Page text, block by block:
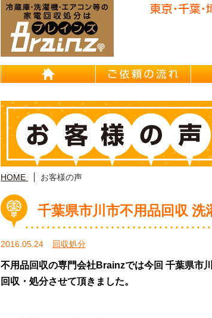
東京/埼玉/千葉/神奈川
HOME ご
HOME お客様の声
千葉県市川市不用品回収 洗
2016.05.24 回収処分
不用品回収の専門会社Brainzでは今回 千葉県市
回収・処分させて頂きました。